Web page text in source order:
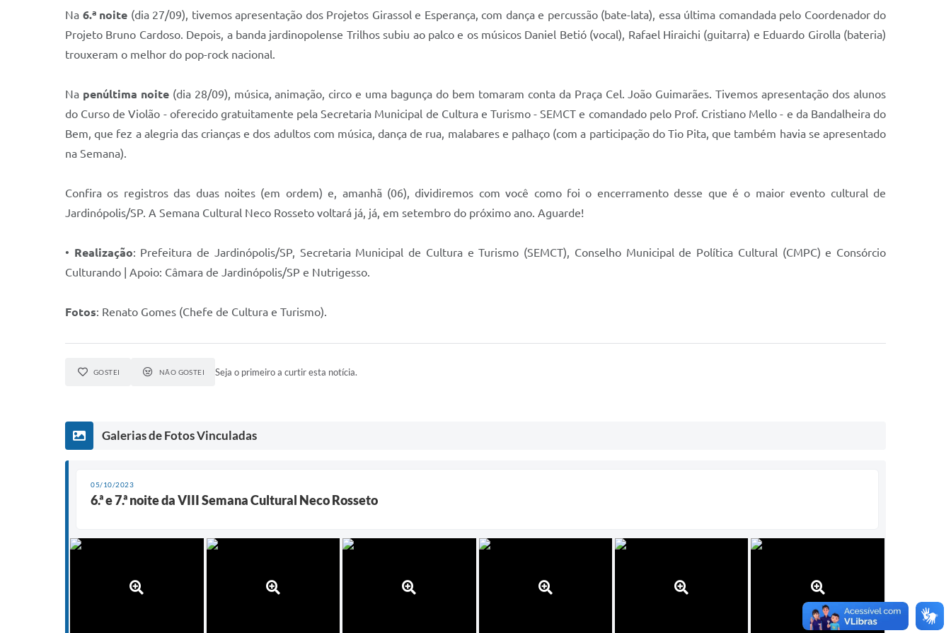
Na 6.ª noite (dia 27/09), tivemos apresentação dos Projetos Girassol e Esperança, com dança e percussão (bate-lata), essa última comandada pelo Coordenador do
Projeto Bruno Cardoso. Depois, a banda jardinopolense Trilhos subiu ao palco e os músicos Daniel Betió (vocal), Rafael Hiraichi (guitarra) e Eduardo Girolla (bateria)
trouxeram o melhor do pop-rock nacional.
Na penúltima noite(dia 28/09), música, animação, circo e uma bagunça do bem tomaram conta da Praça Cel. João Guimarães. Tivemos apresentação dos alunos
do Curso de Violão - oferecido gratuitamente pela Secretaria Municipal de Cultura e Turismo - SEMCT e comandado pelo Prof. Cristiano Mello - e da Bandalheira do
Bem, que fez a alegria das crianças e dos adultos com música, dança de rua, malabares e palhaço (com a participação do Tio Pita, que também havia se apresentado
na Semana).
Confira os registros das duas noites (em ordem) e, amanhã (06), dividiremos com você como foi o encerramento desse que é o maior evento cultural de
Jardinópolis/SP. A Semana Cultural Neco Rosseto voltará já, já, em setembro do próximo ano. Aguarde!
• Realização: Prefeitura de Jardinópolis/SP, Secretaria Municipal de Cultura e Turismo (SEMCT), Conselho Municipal de Política Cultural (CMPC) e Consórcio
Culturando | Apoio: Câmara de Jardinópolis/SP e Nutrigesso.
Fotos: Renato Gomes (Chefe de Cultura e Turismo).
GOSTEI NÃO GOSTEI Seja o primeiro a curtir esta notícia.
Galerias de Fotos Vinculadas
05/10/2023
6.ª e 7.ª noite da VIII Semana Cultural Neco Rosseto